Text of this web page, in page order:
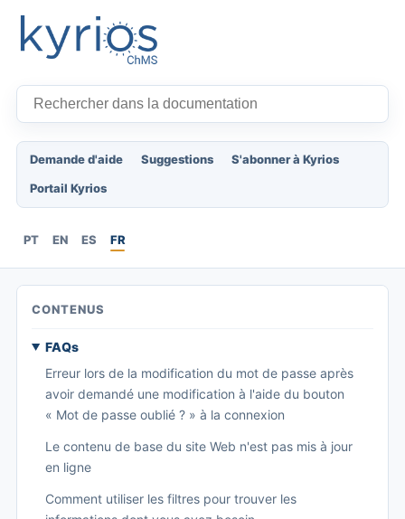
Demande d'aide Suggestions
S'abonner à Kyrios
Portail Kyrios
PT EN ES FR
CONTENUS
FAQs
Erreur lors de la modification du mot de passe après
avoir demandé une modification à l'aide du bouton
« Mot de passe oublié ? » à la connexion
Le contenu de base du site Web n'est pas mis à jour
en ligne
Comment utiliser les filtres pour trouver les